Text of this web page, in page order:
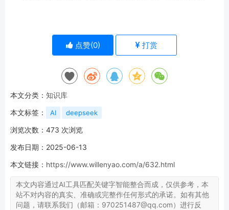
点赞(0) 打赏
本文分类： 知识库
本文标签：
AI deepseek
浏览次数： 473 次浏览
发布日期：2025-06-13
本文链接： https://www.willenyao.com/a/632.html
本文内容通过AI工具匹配关键字智能整合而成，仅供参考，本
站不对内容的真实、准确或完整作任何形式的承诺。如有其他
问题，请联系我们（邮箱：970251487@qq.com）进行反